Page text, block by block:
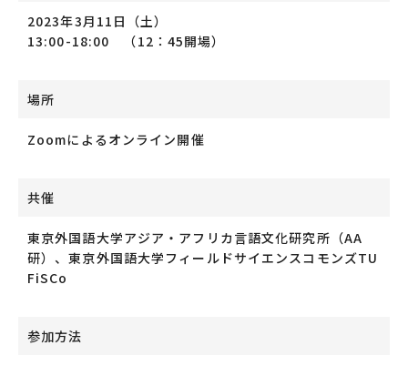
2023年3月11日（土）
13:00-18:00 （12：45開場）
場所
Zoomによるオンライン開催
共催
東京外国語大学アジア・アフリカ言語文化研究所（AA
研）、東京外国語大学フィールドサイエンスコモンズTU
FiSCo
参加方法